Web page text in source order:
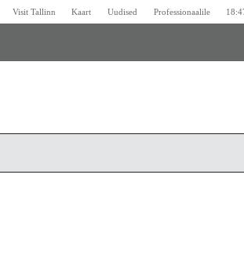
Visit Tallinn Kaart Uudised Professionaalile